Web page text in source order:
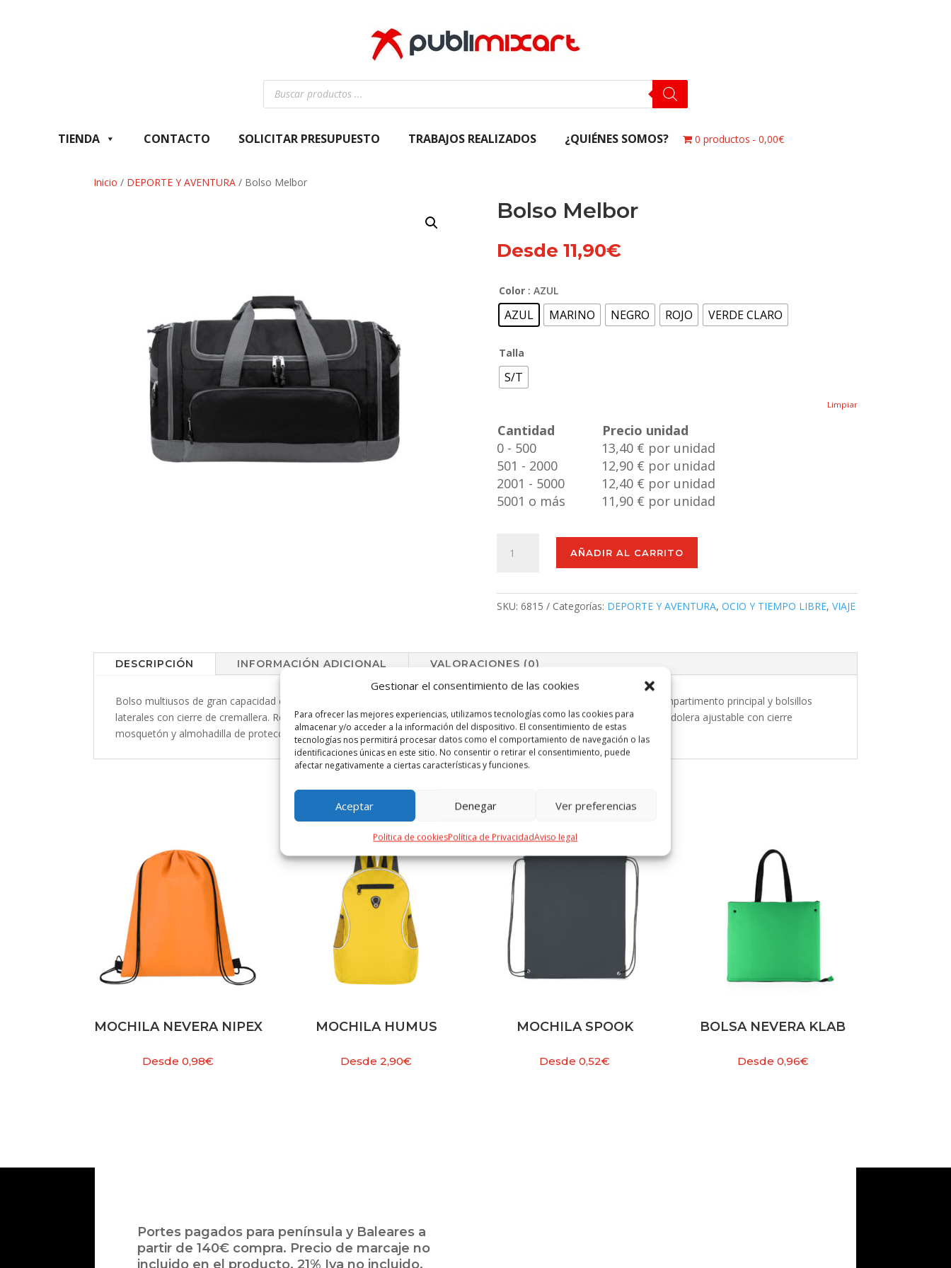
Gestionar el consentimiento de las cookies
Para ofrecer las mejores experiencias, utilizamos tecnologías como las cookies para
almacenar y/o acceder a la información del dispositivo. El consentimiento de estas
tecnologías nos permitirá procesar datos como el comportamiento de navegación o las
identificaciones únicas en este sitio. No consentir o retirar el consentimiento, puede
afectar negativamente a ciertas características y funciones.
Aceptar Denegar Ver preferencias
Política de cookiesPolítica de PrivacidadAviso legal
Búsqueda
productos
TIENDA CONTACTO SOLICITAR PRESUPUESTO TRABAJOS REALIZADOS ¿QUIÉNES SOMOS? 0 productos 0,00€
Inicio / DEPORTE Y AVENTURA / Bolso Melbor
Bolso Melbor
Desde 11,90€
Color : AZUL
AZUL MARINO NEGRO ROJO VERDE CLARO
Talla
S/T
Limpiar
Cantidad
Precio unidad
0 - 500
13,40 € por unidad
501 - 2000
12,90 € por unidad
2001 - 5000
12,40 € por unidad
5001 o más
11,90 € por unidad
Melbor
AÑADIR AL CARRITO
SKU: 6815 Categorías: DEPORTE Y AVENTURA, OCIO Y TIEMPO LIBRE, VIAJE
DESCRIPCIÓN INFORMACIÓN ADICIONAL VALORACIONES (0)
Bolso multiusos de gran capacidad en resistente poliéster 600D. De diseño bicolor, con base y detalles en color gris. Compartimento principal y bolsillos
laterales con cierre de cremallera. Resistentes asas de transporte en nylon, con cierre de velcro a juego. Incluye cinta bandolera ajustable con cierre
mosquetón y almohadilla de protección para el hombro a juego. Base reforzada.
PRODUCTOS RELACIONADOS
MOCHILA NEVERA NIPEX
Desde0,98€
MOCHILA HUMUS
Desde2,90€
MOCHILA SPOOK
Desde0,52€
BOLSA NEVERA KLAB
Desde 0,96€
Portes pagados para península y Baleares a
partir de 140€ compra. Precio de marcaje no
incluido en el producto. 21% Iva no incluido.